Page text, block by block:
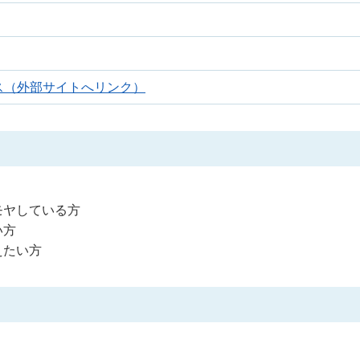
外部サイトへリンク）
している方
方
たい方